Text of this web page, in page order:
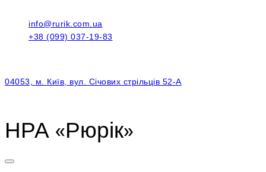
info@rurik.com.ua
+38 (099) 037-19-83
04053, м. Київ, вул. Січових стрільців 52-А
НРА «Рюрік»